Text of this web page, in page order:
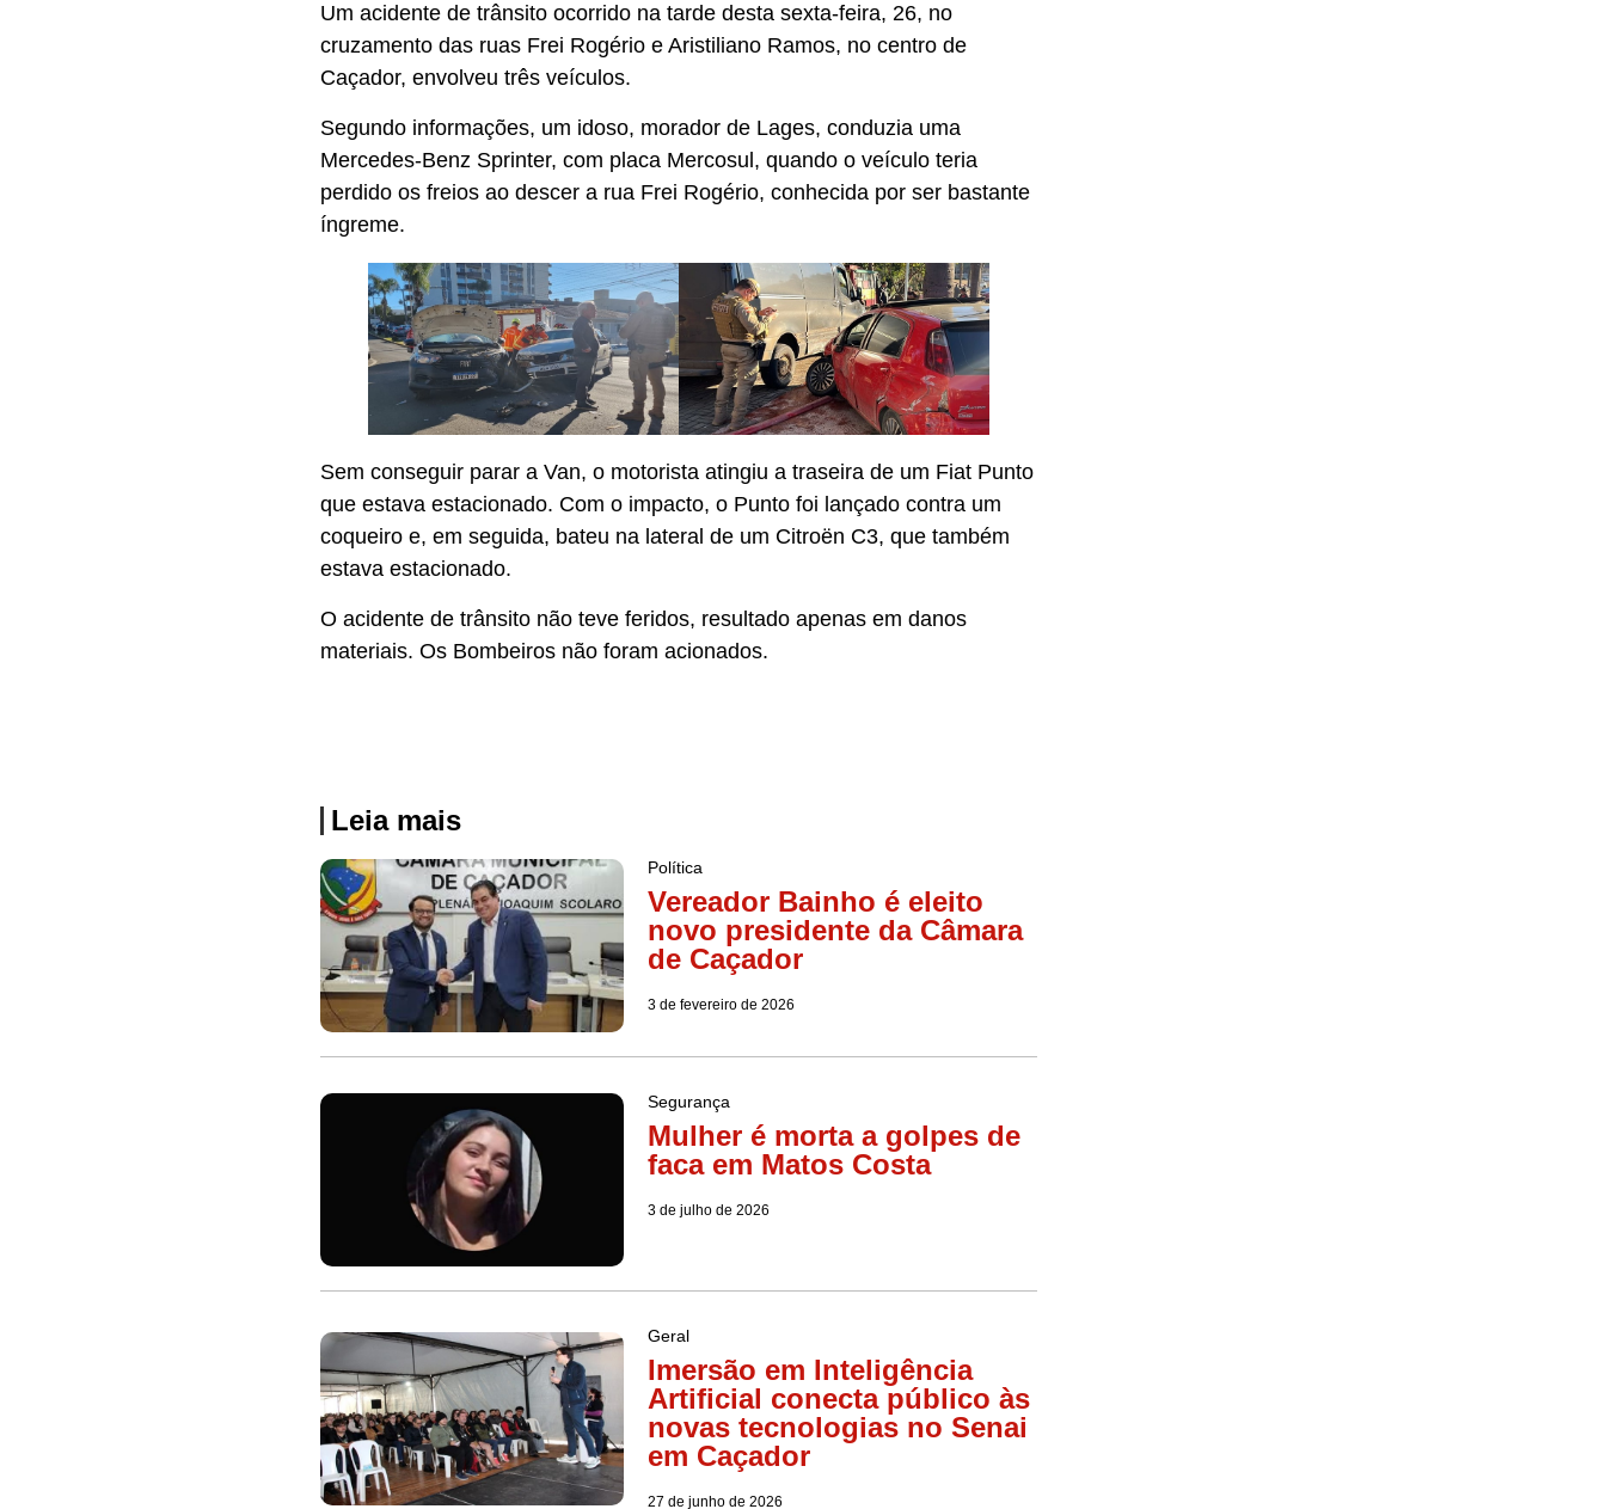
Um acidente de trânsito ocorrido na tarde desta sexta-feira, 26, no
cruzamento das ruas Frei Rogério e Aristiliano Ramos, no centro de
Caçador, envolveu três veículos.
Segundo informações, um idoso, morador de Lages, conduzia uma
Mercedes-Benz Sprinter, com placa Mercosul, quando o veículo teria
perdido os freios ao descer a rua Frei Rogério, conhecida por ser bastante
íngreme.
Sem conseguir parar a Van, o motorista atingiu a traseira de um Fiat Punto
que estava estacionado. Com o impacto, o Punto foi lançado contra um
coqueiro e, em seguida, bateu na lateral de um Citroën C3, que também
estava estacionado.
O acidente de trânsito não teve feridos, resultado apenas em danos
materiais. Os Bombeiros não foram acionados.
Leia mais
Política
Vereador Bainho é eleito
novo presidente da Câmara
de Caçador
3 de fevereiro de 2026
Segurança
Mulher é morta a golpes de
faca em Matos Costa
3 de julho de 2026
Geral
Imersão em Inteligência
Artificial conecta público às
novas tecnologias no Senai
em Caçador
27 de junho de 2026